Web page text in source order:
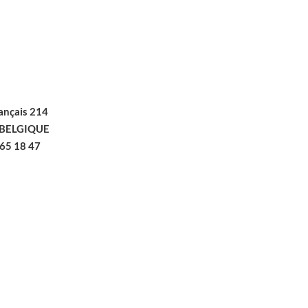
214
18 47